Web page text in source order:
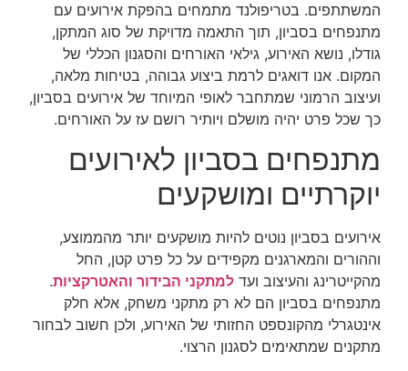
המשתתפים. בטריפולנד מתמחים בהפקת אירועים עם
מתנפחים בסביון, תוך התאמה מדויקת של סוג המתקן,
גודלו, נושא האירוע, גילאי האורחים והסגנון הכללי של
המקום. אנו דואגים לרמת ביצוע גבוהה, בטיחות מלאה,
ועיצוב הרמוני שמתחבר לאופי המיוחד של אירועים בסביון,
כך שכל פרט יהיה מושלם ויותיר רושם עז על האורחים.
מתנפחים בסביון לאירועים
יוקרתיים ומושקעים
אירועים בסביון נוטים להיות מושקעים יותר מהממוצע,
וההורים והמארגנים מקפידים על כל פרט קטן, החל
מהקייטרינג והעיצוב ועד למתקני הבידור והאטרקציות.
מתנפחים בסביון הם לא רק מתקני משחק, אלא חלק
אינטגרלי מהקונספט החזותי של האירוע, ולכן חשוב לבחור
מתקנים שמתאימים לסגנון הרצוי.